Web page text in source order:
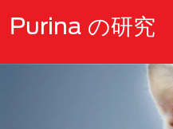
Purina の研究